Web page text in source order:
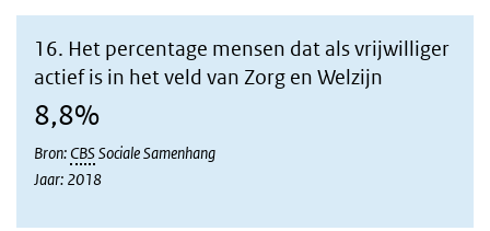
16. Het percentage mensen dat als vrijwilliger
actief is in het veld van Zorg en Welzijn
8,8%
Bron: CBSSociale Samenhang
Jaar: 2018